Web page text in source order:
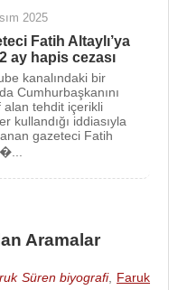
2025
Fatih Altaylı’ya
ay hapis cezası
kanalındaki bir
Cumhurbaşkanını
alan tehdit içerikli
kullandığı iddiasıyla
gazeteci Fatih
Aramalar
Süren biyografi, Faruk